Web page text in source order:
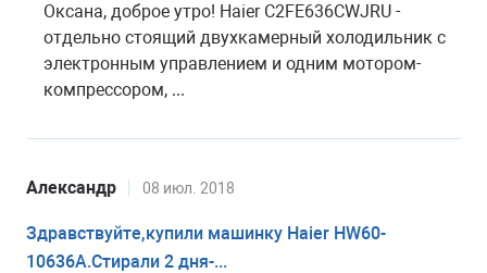
Оксана, доброе утро! Haier C2FE636CWJRU -
отдельно стоящий двухкамерный холодильник с
электронным управлением и одним мотором-
компрессором, ...
Александр 08 июл. 2018
Здравствуйте,купили машинку Haier HW60-
10636A.Стирали 2 дня-...